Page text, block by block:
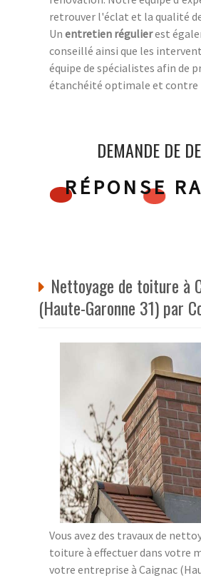
retrouver l'éclat et la qualité
Un entretien régulierest
conseillé ainsi que les
équipe de spécialistes afin de
étanchéité optimale et contre
DEMANDE DE
RÉPONSE
Nettoyage de toiture à
(Haute-Garonne 31) par
Vous avez des travaux de
toiture à effectuer dans votre
votre entreprise à Caignac